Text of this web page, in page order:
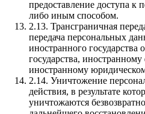
предоставление доступа
либо иным способом.
2.13. Трансграничная
передача персональных
иностранного государства
государства,
иностранному
2.14. Уничтожение
действия, в результате
уничтожаются